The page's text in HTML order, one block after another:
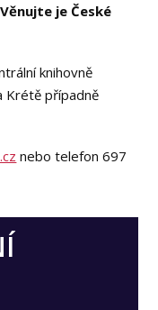
Věnujte je České
knihovně
Krétě případně
nebo telefon 697